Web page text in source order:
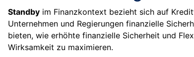
Standby im Finanzkontext bezieht sich auf
Unternehmen und Regierungen finanzielle
bieten, wie erhöhte finanzielle Sicherheit und
Wirksamkeit zu maximieren.